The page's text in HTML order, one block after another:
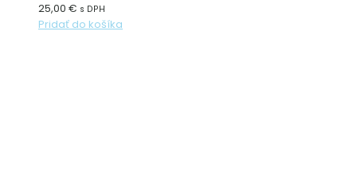
25,00 € s DPH
Pridať do košíka